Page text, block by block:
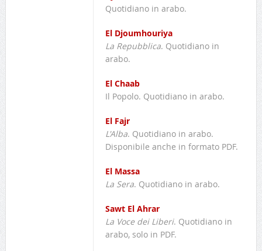
Quotidiano in arabo.
El Djoumhouriya
La Repubblica. Quotidiano in
arabo.
El Chaab
Il Popolo. Quotidiano in arabo.
El Fajr
L'Alba. Quotidiano in arabo.
Disponibile anche in formato PDF.
El Massa
La Sera. Quotidiano in arabo.
Sawt El Ahrar
La Voce dei Liberi. Quotidiano in
arabo, solo in PDF.